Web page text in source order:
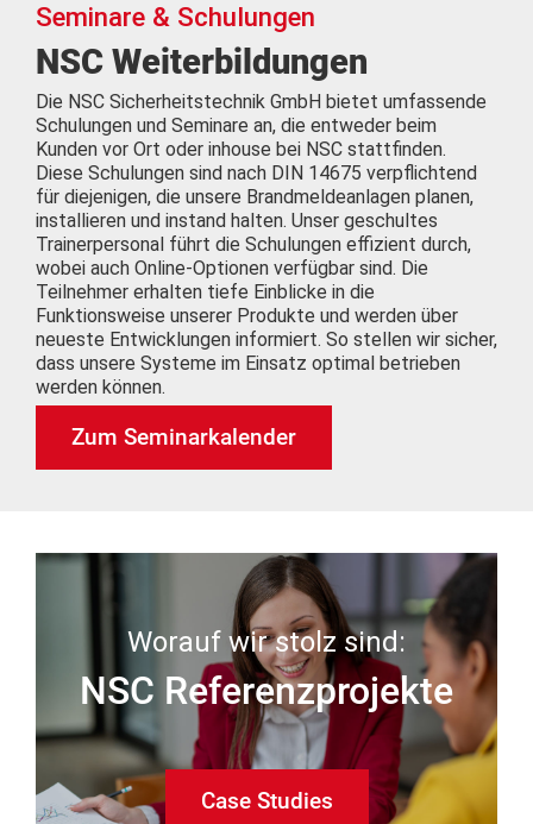
Seminare & Schulungen
NSC Weiterbildungen
Die NSC Sicherheitstechnik GmbH bietet umfassende
Schulungen und Seminare an, die entweder beim
Kunden vor Ort oder inhouse bei NSC stattfinden.
Diese Schulungen sind nach DIN 14675 verpflichtend
für diejenigen, die unsere Brandmeldeanlagen planen,
installieren und instand halten. Unser geschultes
Trainerpersonal führt die Schulungen effizient durch,
wobei auch Online-Optionen verfügbar sind. Die
Teilnehmer erhalten tiefe Einblicke in die
Funktionsweise unserer Produkte und werden über
neueste Entwicklungen informiert. So stellen wir sicher,
dass unsere Systeme im Einsatz optimal betrieben
werden können.
Zum Seminarkalender
Worauf wir stolz sind:
NSC Referenzprojekte
Case Studies